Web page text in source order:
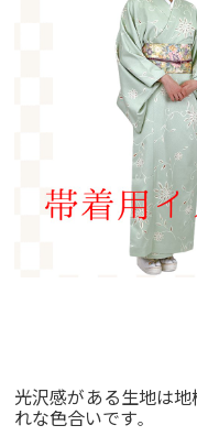
光沢感がある生地は
れな色合いです。